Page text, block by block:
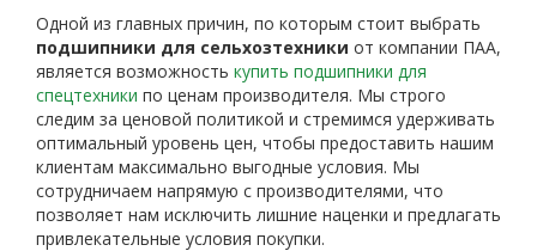
Одной из главных причин, по которым стоит выбрать
подшипники для сельхозтехники от компании ПАА,
является возможность купить подшипники для
спецтехники по ценам производителя. Мы строго
следим за ценовой политикой и стремимся удерживать
оптимальный уровень цен, чтобы предоставить нашим
клиентам максимально выгодные условия. Мы
сотрудничаем напрямую с производителями, что
позволяет нам исключить лишние наценки и предлагать
привлекательные условия покупки.